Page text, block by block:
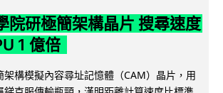
院研極簡架構晶片 搜尋速度
1 億倍
架構模擬內容尋址記憶體（CAM）晶片，用